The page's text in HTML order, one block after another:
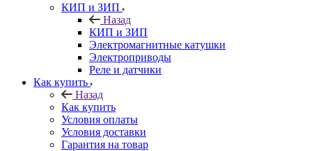
КИП и ЗИП
Назад
КИП и ЗИП
Электромагнитные катушки
Электроприводы
Реле и датчики
Как купить
Назад
Как купить
Условия оплаты
Условия доставки
Гарантия на товар